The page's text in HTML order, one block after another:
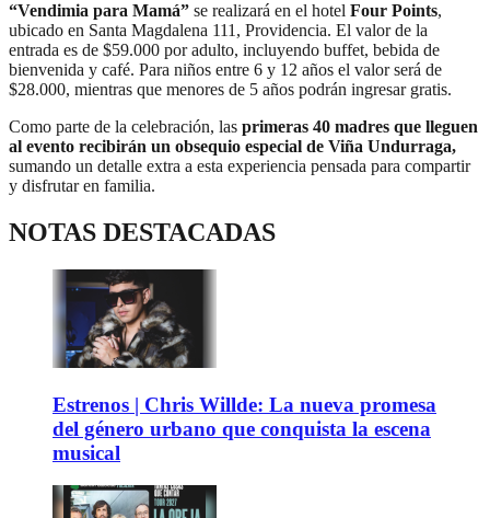
“Vendimia para Mamá” se realizará en el hotel Four Points,
ubicado en Santa Magdalena 111, Providencia. El valor de la
entrada es de $59.000 por adulto, incluyendo buffet, bebida de
bienvenida y café. Para niños entre 6 y 12 años el valor será de
$28.000, mientras que menores de 5 años podrán ingresar gratis.
Como parte de la celebración, las primeras 40 madres que lleguen
al evento recibirán un obsequio especial de Viña Undurraga,
sumando un detalle extra a esta experiencia pensada para compartir
y disfrutar en familia.
NOTAS DESTACADAS
Estrenos | Chris Willde: La nueva promesa
del género urbano que conquista la escena
musical